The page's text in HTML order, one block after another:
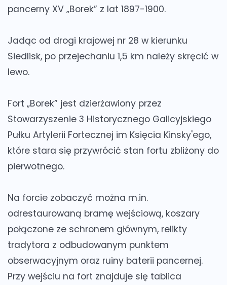
pancerny XV „Borek” z lat 1897-1900.
Jadąc od drogi krajowej nr 28 w kierunku
Siedlisk, po przejechaniu 1,5 km należy skręcić w
lewo.
Fort „Borek” jest dzierżawiony przez
Stowarzyszenie 3 Historycznego Galicyjskiego
Pułku Artylerii Fortecznej im Księcia Kinsky'ego,
które stara się przywrócić stan fortu zbliżony do
pierwotnego.
Na forcie zobaczyć można m.in.
odrestaurowaną bramę wejściową, koszary
połączone ze schronem głównym, relikty
tradytora z odbudowanym punktem
obserwacyjnym oraz ruiny baterii pancernej.
Przy wejściu na fort znajduje się tablica